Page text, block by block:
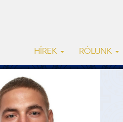
HÍREK RÓLUNK